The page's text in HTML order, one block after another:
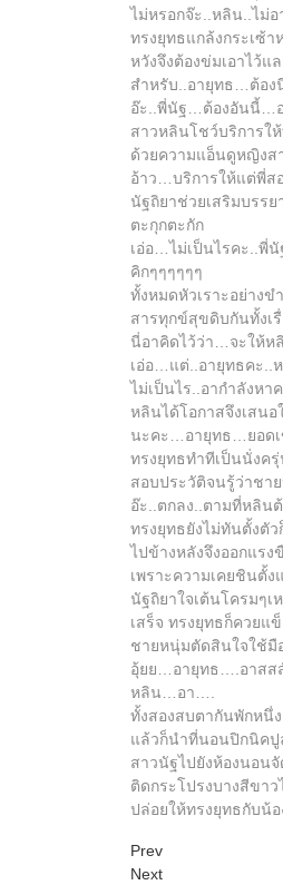
ไม่หรอกจ๊ะ..หลิน..ไม่อ
ทรงยุทธแกล้งกระเซ้า
หวังจึงต้องข่มเอาไว้แ
สำหรับ..อายุทธ…ต้องนี่
อ๊ะ..พี่นัฐ…ต้องอันนี้…อ
สาวหลินโชว์บริการใ
ด้วยความแอ็นดูหญิงส
อ้าว…บริการให้แต่พี่ส
นัฐถิยาช่วยเสริมบรร
ตะกุกตะกัก
เอ่อ…ไม่เป็นไรคะ..พี่
คิกๆๆๆๆๆๆ
ทั้งหมดหัวเราะอย่าง
สารทุกข์สุขดิบกันทั้งเ
นี่อาคิดไว้ว่า…จะให้ห
เอ่อ…แต่..อายุทธคะ..
ไม่เป็นไร..อากำลังหา
หลินได้โอกาสจึงเสน
นะคะ…อายุทธ…ยอด
ทรงยุทธทำทีเป็นนั่งครุ่
สอบประวัติจนรู้ว่าชา
อ๊ะ..ตกลง..ตามที่หลิน
ทรงยุทธยังไม่ทันตั้งตั
ไปข้างหลังจึงออกแร
เพราะความเคยชินตั้ง
นัฐถิยาใจเต้นโครมๆ
เสร็จ ทรงยุทธก็ควยแ
ชายหนุ่มตัดสินใจใช้มื
อุ้ยย…อายุทธ….อาสส
หลิน…อา….
ทั้งสองสบตากันพักหนึ่
แล้วก็นำที่นอนปิกนิคปู
สาวนัฐไปยังห้องนอน
ติดกระโปรงบางสีขา
ปล่อยให้ทรงยุทธกับน้
Prev
Next